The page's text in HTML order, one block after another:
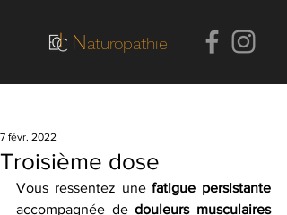
Naturopathie
Troisième dose
7 févr. 2022
Vous ressentez une fatigue persistante
accompagnée de douleurs musculaires